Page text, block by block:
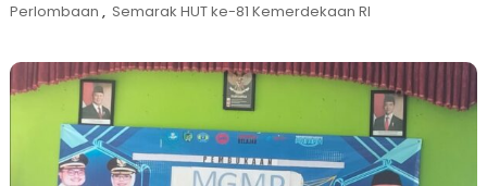
Perlombaan , Semarak HUT ke-81 Kemerdekaan RI